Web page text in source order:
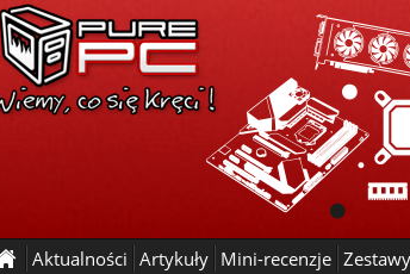
Aktualności Artykuły Mini-recenzje